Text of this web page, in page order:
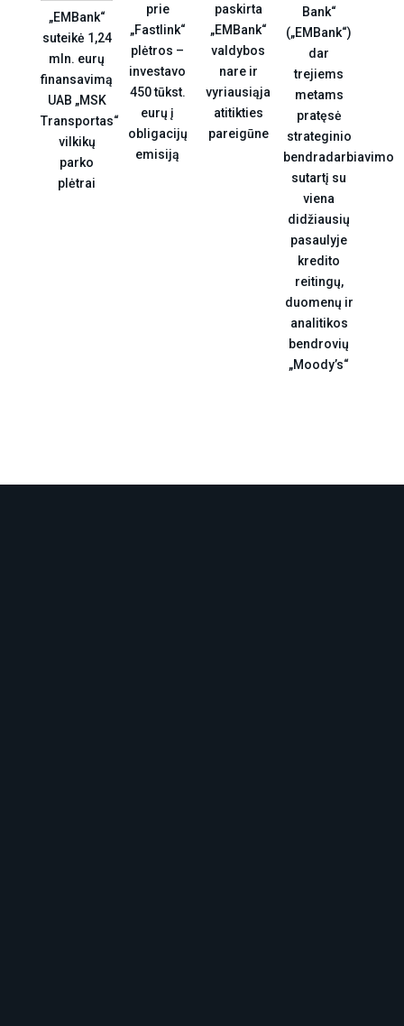
„EMBank“
suteikė 1,24
mln. eurų
finansavimą
UAB „MSK
Transportas“
vilkikų
parko
plėtrai
prie
„Fastlink“
plėtros –
investavo
450 tūkst.
eurų į
obligacijų
emisiją
paskirta
„EMBank“
valdybos
nare ir
vyriausiąja
atitikties
pareigūne
Bank“
(„EMBank“)
dar
trejiems
metams
pratęsė
strateginio
bendradarbiavimo
sutartį su
viena
didžiausių
pasaulyje
kredito
reitingų,
duomenų ir
analitikos
bendrovių
„Moody’s“